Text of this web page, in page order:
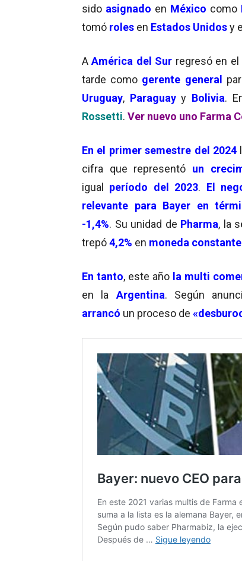
sido asignado en México como
tomó roles en Estados Unidosy
AAmérica del Sur regresó en
tarde como gerente general
Uruguay, Paraguay y Bolivia.
Rossetti. Ver nuevo uno Farma
En el primer semestre del 2024
cifra que representó un
igual período del 2023. El
relevante para Bayer en
-1,4%. Su unidad de Pharma, la
trepó4,2% en moneda constante
En tanto, este año la multi
en la Argentina. Según
arrancó un proceso de